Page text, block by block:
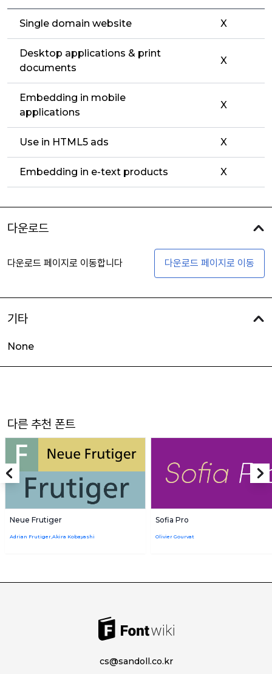
Single domain website X
Desktop applications & print
documents
X
Embedding in mobile
applications
X
Use in HTML5 ads X
Embedding in e-text products X
다운로드
다운로드 페이지로 이동합니다 다운로드 페이지로 이동
기타
None
다른 추천 폰트
Neue Frutiger
Adrian Frutiger,Akira Kobayashi
Sofia Pro
Olivier Gourvat
cs@sandoll.co.kr